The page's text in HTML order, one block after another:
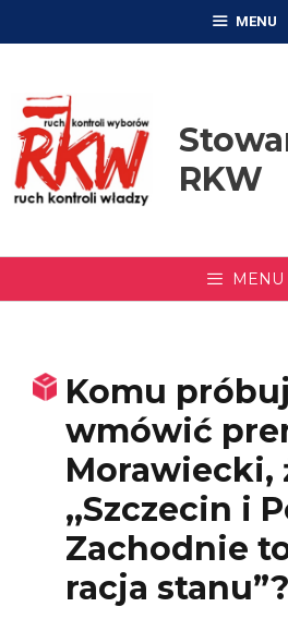
MENU
RKW
MENU
Komu
wmówić
Morawiecki,
,,Szczecin i
Zachodnie
racja stanu”?